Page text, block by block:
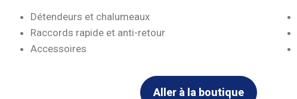
Détendeurs et chalumeaux
Raccords rapide et anti-retour
Accessoires
Aller à la boutique